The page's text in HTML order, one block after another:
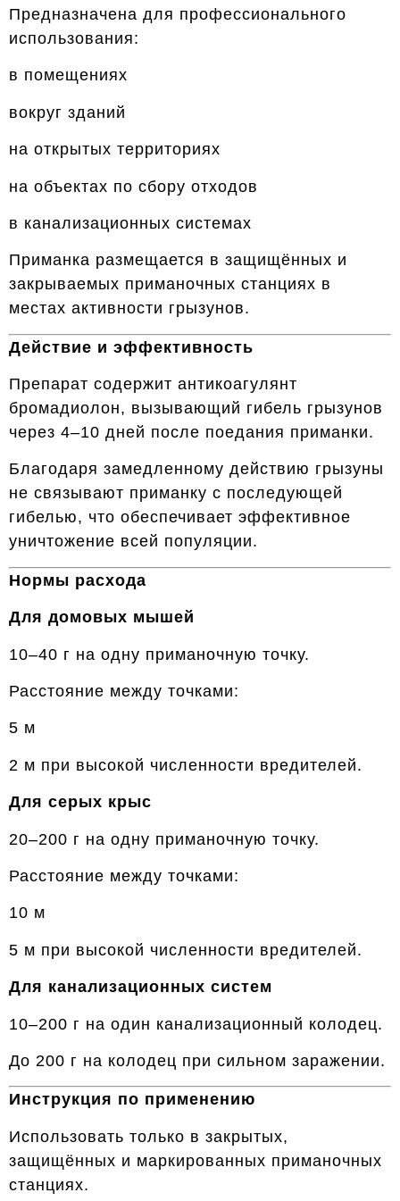
Предназначена для профессионального
использования:
в помещениях
вокруг зданий
на открытых территориях
на объектах по сбору отходов
в канализационных системах
Приманка размещается в защищённых и
закрываемых приманочных станциях в
местах активности грызунов.
Действие и эффективность
Препарат содержит антикоагулянт
бромадиолон, вызывающий гибель грызунов
через 4–10 дней после поедания приманки.
Благодаря замедленному действию грызуны
не связывают приманку с последующей
гибелью, что обеспечивает эффективное
уничтожение всей популяции.
Нормы расхода
Для домовых мышей
10–40 г на одну приманочную точку.
Расстояние между точками:
5 м
2 м при высокой численности вредителей.
Для серых крыс
20–200 г на одну приманочную точку.
Расстояние между точками:
10 м
5 м при высокой численности вредителей.
Для канализационных систем
10–200 г на один канализационный колодец.
До 200 г на колодец при сильном заражении.
Инструкция по применению
Использовать только в закрытых,
защищённых и маркированных приманочных
станциях.